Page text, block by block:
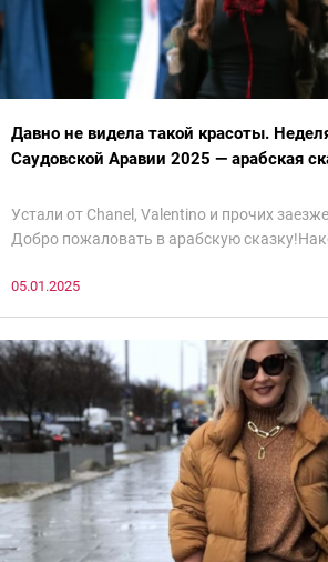
Давно не видела такой красоты.
Саудовской Аравии 2025 — арабская
Устали от Chanel, Valentino и прочих
Добро пожаловать в арабскую
все и осталась под глубоким
невероятно красиво.Все стереотипы,
арабских дизайнеров, рассеялись как
сегодня сложно увидеть на других
мод.Самое интересное сейчас покажу ?
05.01.2025